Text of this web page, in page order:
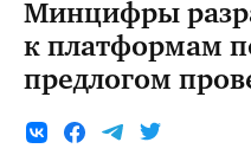
Минцифры
к платформам
предлогом